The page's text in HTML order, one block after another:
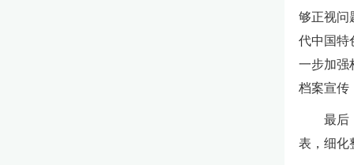
够正视问
代中国特
一步加强
档案宣传
最后
表，细化